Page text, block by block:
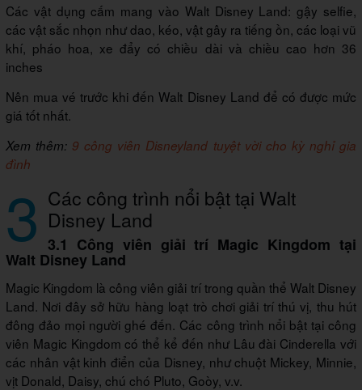
Các vật dụng cấm mang vào Walt Disney Land: gậy selfie,
các vật sắc nhọn như dao, kéo, vật gây ra tiếng ồn, các loại vũ
khí, pháo hoa, xe đẩy có chiều dài và chiều cao hơn 36
inches
Nên mua vé trước khi đến Walt Disney Land để có được mức
giá tốt nhất.
Xem thêm: 9 công viên Disneyland tuyệt vời cho kỳ nghỉ gia
đình
3 Các công trình nổi bật tại Walt
Disney Land
3.1 Công viên giải trí Magic Kingdom tại
Walt Disney Land
Magic Kingdom là công viên giải trí trong quần thể Walt Disney
Land. Nơi đây sở hữu hàng loạt trò chơi giải trí thú vị, thu hút
đông đảo mọi người ghé đến. Các công trình nổi bật tại công
viên Magic Kingdom có thể kể đến như Lâu đài Cinderella với
các nhân vật kinh điển của Disney, như chuột Mickey, Minnie,
vịt Donald, Daisy, chú chó Pluto, Goòy, v.v.